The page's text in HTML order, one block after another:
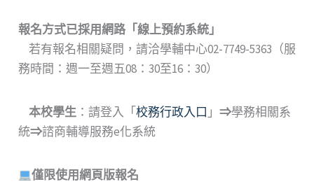
報名方式已採用網路「線上預約系統」
若有報名相關疑問，請洽學輔中心02-7749-5363（服
務時間：週一至週五08：30至16：30）
本校學生：請登入「校務行政入口 」 ⇒學務相關系
統⇒諮商輔導服務e化系統
僅限使用網頁版報名